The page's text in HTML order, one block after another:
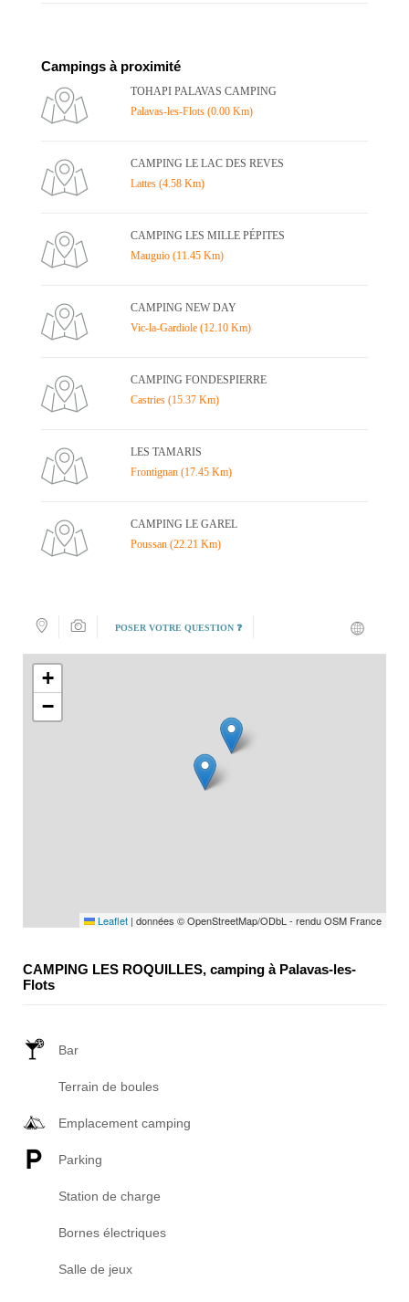
Campings à proximité
TOHAPI PALAVAS CAMPING
Palavas-les-Flots (0.00 Km)
CAMPING LE LAC DES REVES
Lattes (4.58 Km)
CAMPING LES MILLE PÉPITES
Mauguio (11.45 Km)
CAMPING NEW DAY
Vic-la-Gardiole (12.10 Km)
CAMPING FONDESPIERRE
Castries (15.37 Km)
LES TAMARIS
Frontignan (17.45 Km)
CAMPING LE GAREL
Poussan (22.21 Km)
POSER VOTRE QUESTION ❓
+
−
Leaflet | données © OpenStreetMap/ODbL - rendu OSM France
CAMPING LES ROQUILLES, camping à Palavas-les-
Flots
Bar
Terrain de boules
Emplacement camping
Parking
Station de charge
Bornes électriques
Salle de jeux